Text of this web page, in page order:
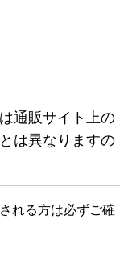
通販サイト上の
は異なりますの
れる方は必ずご確